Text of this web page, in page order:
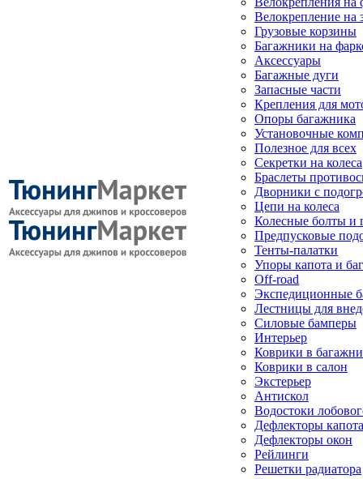
Велокрепление на
Грузовые корзины
Багажники на
Аксессуары
Багажные дуги
Запасные части
Крепления для
Опоры багажника
Установочные
Полезное для всех
Секретки на колеса
Браслеты
Дворники с
Цепи на колеса
Колесные болты и
Предпусковые
Тенты-палатки
Упоры капота и
Off-road
Экспедиционные
Лестницы для
Силовые бамперы
Интерьер
Коврики в
Коврики в салон
Экстерьер
Антискол
Водостоки
Дефлекторы капота
Дефлекторы окон
Рейлинги
Решетки радиатора